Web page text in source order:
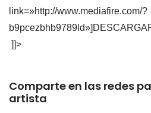
link=»http://www.mediafire.com/?
]]>
Comparte en las redes
artista